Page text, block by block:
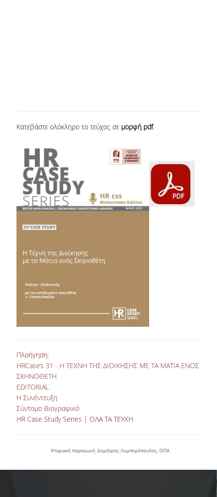
Κατεβάστε ολόκληρο το τεύχος σε μορφή pdf.
Πλοήγηση:
HRCases 31 - Η ΤΕΧΝΗ ΤΗΣ ΔΙΟΙΚΗΣΗΣ ΜΕ ΤΑ ΜΑΤΙΑ ΕΝΟΣ
ΣΚΗΝΟΘΕΤΗ
EDITORIAL
Η Συνέντευξη
Σύντομο Βιογραφικό
HR Case Study Series | ΟΛΑ ΤΑ ΤΕΥΧΗ
Ψηφιακή παραγωγή: Δημήτρης Λυμπερόπουλος, ΟΠΑ